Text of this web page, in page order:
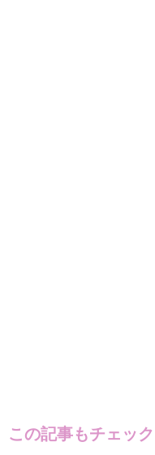
この記事もチェック